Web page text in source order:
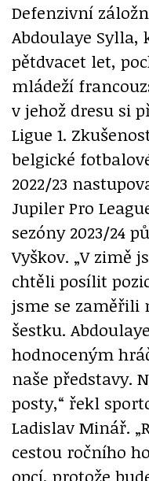
Defenzivní
Abdoulaye Sylla,
pětdvacet let,
mládeží
v jehož dresu si
Ligue 1.
belgické
2022/23
Jupiler Pro
sezóny 2023/24
Vyškov. „V zimě
chtěli posílit
jsme se zaměřili
šestku.
hodnoceným
naše představy.
posty,“ řekl
Ladislav Minář.
cestou ročního
opcí, protože